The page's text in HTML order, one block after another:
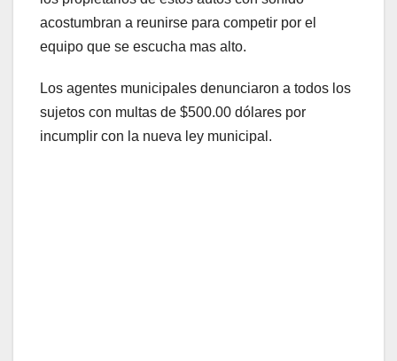
acostumbran a reunirse para competir por el
equipo que se escucha mas alto.
Los agentes municipales denunciaron a todos los
sujetos con multas de $500.00 dólares por
incumplir con la nueva ley municipal.